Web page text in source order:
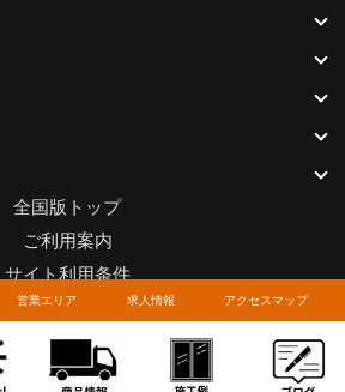
営業エリア 求人情報 アクセスマップ
全国版トップ
ご利用案内
サイト利用条件
ライバシーポリシー
関連リンク
い合わせについて